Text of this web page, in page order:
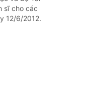
sĩ cho các
12/6/2012.